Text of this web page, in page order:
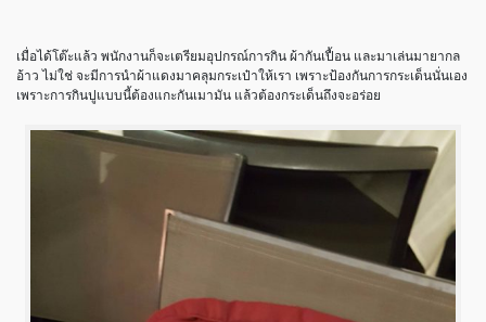
เมื่อได้โต๊ะแล้ว พนักงานก็จะเตรียมอุปกรณ์การกิน ผ้ากันเปื้อน และมาเล่นมายากล
อ้าว ไม่ใช่ จะมีการนำผ้าแดงมาคลุมกระเป๋าให้เรา เพราะป้องกันการกระเด็นนั่นเอง
เพราะการกินปูแบบนี้ต้องแกะกันเมามัน แล้วต้องกระเด็นถึงจะอร่อย